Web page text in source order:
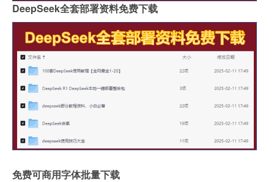
DeepSeek全套部署资料免费下载
免费可商用字体批量下载